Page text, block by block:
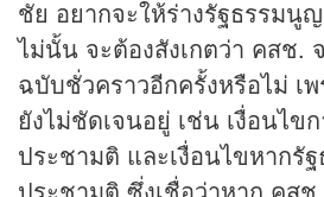
ชัย อยากจะให้ร่างรัฐธรรมนู
ไม่นั้น จะต้องสังเกตว่า คสช.
ฉบับชั่วคราวอีกครั้งหรือไม่ เ
ยังไม่ชัดเจนอยู่ เช่น เงื่อนไข
ประชามติ และเงื่อนไขหากรั